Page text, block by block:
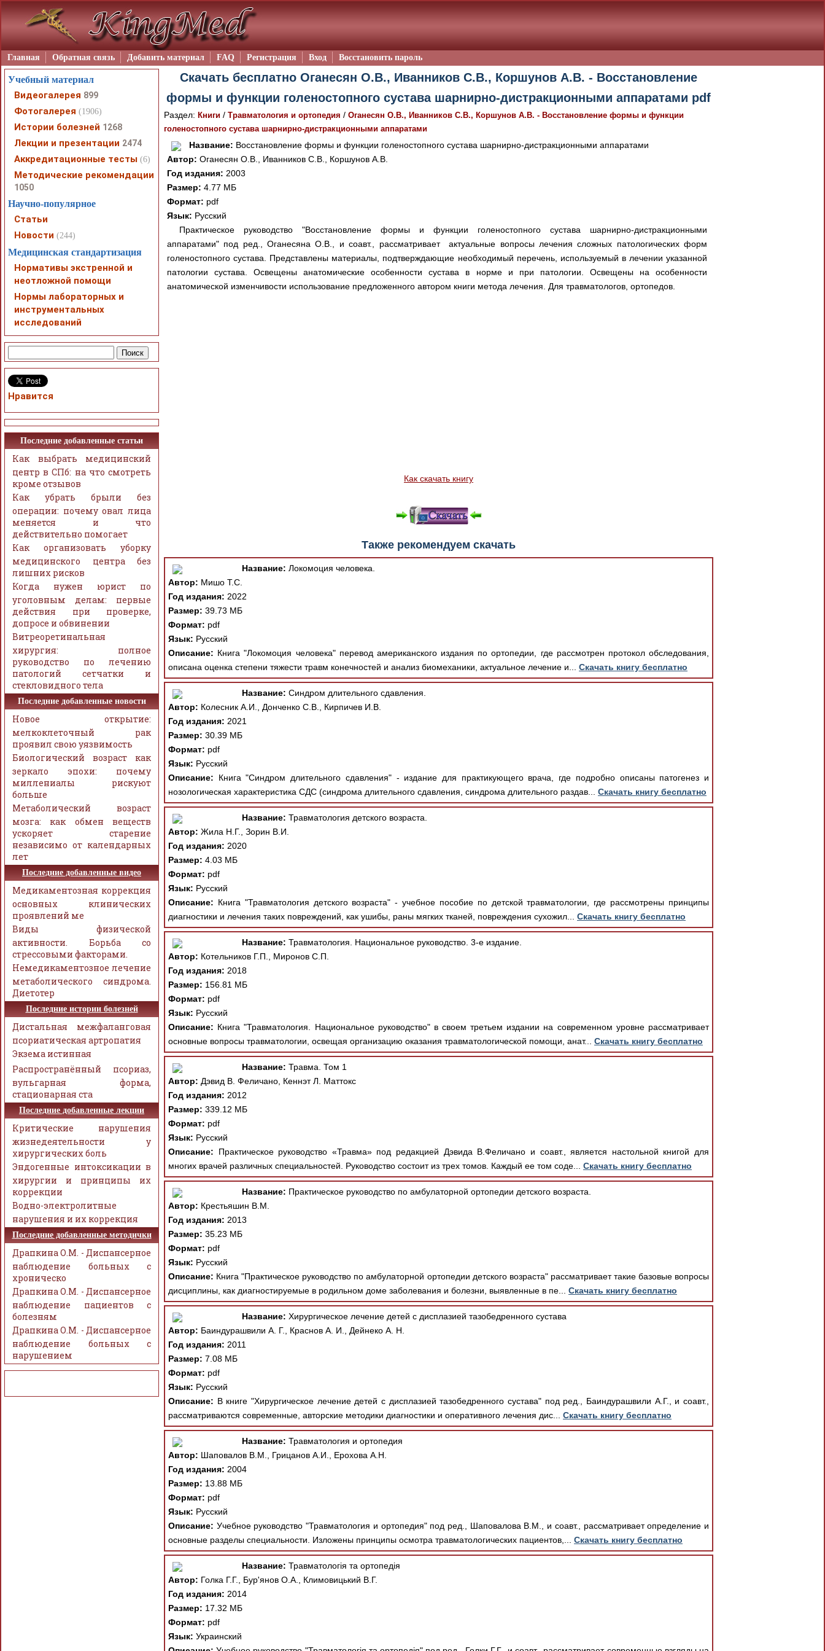
Главная Обратная связь Добавить материал FAQ Регистрация Вход Восстановить пароль
Скачать бесплатно Оганесян О.В., Иванников С.В., Коршунов А.В. - Восстановление
формы и функции голеностопного сустава шарнирно-дистракционными аппаратами pdf
Раздел: Книги / Травматология и ортопедия / Оганесян О.В., Иванников С.В., Коршунов А.В. - Восстановление формы и функции
голеностопного сустава шарнирно-дистракционными аппаратами
Название: Восстановление формы и функции голеностопного сустава шарнирно-дистракционными аппаратами
Автор: Оганесян О.В., Иванников С.В., Коршунов А.В.
Год издания: 2003
Размер: 4.77 МБ
Формат: pdf
Язык: Русский
Практическое руководство "Восстановление формы и функции голеностопного сустава шарнирно-дистракционными
аппаратами" под ред., Оганесяна О.В., и соавт., рассматривает актуальные вопросы лечения сложных патологических форм
голеностопного сустава. Представлены материалы, подтверждающие необходимый перечень, используемый в лечении указанной
патологии сустава. Освещены анатомические особенности сустава в норме и при патологии. Освещены на особенности
анатомической изменчивости использование предложенного автором книги метода лечения. Для травматологов, ортопедов.
Как скачать книгу
Также рекомендуем скачать
Название: Локомоция человека.
Автор: Мишо Т.С.
Год издания: 2022
Размер: 39.73 МБ
Формат: pdf
Язык: Русский
Описание: Книга "Локомоция человека" перевод американского издания по ортопедии, где рассмотрен протокол обследования,
описана оценка степени тяжести травм конечностей и анализ биомеханики, актуальное лечение и... Скачать книгу бесплатно
Название: Синдром длительного сдавления.
Автор: Колесник А.И., Донченко С.В., Кирпичев И.В.
Год издания: 2021
Размер: 30.39 МБ
Формат: pdf
Язык: Русский
Описание: Книга "Синдром длительного сдавления" - издание для практикующего врача, где подробно описаны патогенез и
нозологическая характеристика СДС (синдрома длительного сдавления, синдрома длительного раздав... Скачать книгу бесплатно
Название: Травматология детского возраста.
Автор: Жила Н.Г., Зорин В.И.
Год издания: 2020
Размер: 4.03 МБ
Формат: pdf
Язык: Русский
Описание: Книга "Травматология детского возраста" - учебное пособие по детской травматологии, где рассмотрены принципы
диагностики и лечения таких повреждений, как ушибы, раны мягких тканей, повреждения сухожил... Скачать книгу бесплатно
Название: Травматология. Национальное руководство. 3-е издание.
Автор: Котельников Г.П., Миронов С.П.
Год издания: 2018
Размер: 156.81 МБ
Формат: pdf
Язык: Русский
Описание: Книга "Травматология. Национальное руководство" в своем третьем издании на современном уровне рассматривает
основные вопросы травматологии, освещая организацию оказания травматологической помощи, анат... Скачать книгу бесплатно
Название: Травма. Том 1
Автор: Дэвид В. Феличано, Кеннэт Л. Маттокс
Год издания: 2012
Размер: 339.12 МБ
Формат: pdf
Язык: Русский
Описание: Практическое руководство «Травма» под редакцией Дэвида В.Феличано и соавт., является настольной книгой для
многих врачей различных специальностей. Руководство состоит из трех томов. Каждый ее том соде... Скачать книгу бесплатно
Название: Практическое руководство по амбулаторной ортопедии детского возраста.
Автор: Крестьяшин В.М.
Год издания: 2013
Размер: 35.23 МБ
Формат: pdf
Язык: Русский
Описание: Книга "Практическое руководство по амбулаторной ортопедии детского возраста" рассматривает такие базовые вопросы
дисциплины, как диагностируемые в родильном доме заболевания и болезни, выявленные в пе... Скачать книгу бесплатно
Название: Хирургическое лечение детей с дисплазией тазобедренного сустава
Автор: Баиндурашвили А. Г., Краснов А. И., Дейнеко А. Н.
Год издания: 2011
Размер: 7.08 МБ
Формат: pdf
Язык: Русский
Описание: В книге "Хирургическое лечение детей с дисплазией тазобедренного сустава" под ред., Баиндурашвили А.Г., и соавт.,
рассматриваются современные, авторские методики диагностики и оперативного лечения дис... Скачать книгу бесплатно
Название: Травматология и ортопедия
Автор: Шаповалов В.М., Грицанов А.И., Ерохова А.Н.
Год издания: 2004
Размер: 13.88 МБ
Формат: pdf
Язык: Русский
Описание: Учебное руководство "Травматология и ортопедия" под ред., Шаповалова В.М., и соавт., рассматривает определение и
основные разделы специальности. Изложены принципы осмотра травматологических пациентов,... Скачать книгу бесплатно
Название: Травматологія та ортопедія
Автор: Голка Г.Г., Бур'янов О.А., Климовицький В.Г.
Год издания: 2014
Размер: 17.32 МБ
Формат: pdf
Язык: Украинский
Учебный материал
Видеогалерея 899
Фотогалерея (1906)
Истории болезней 1268
Лекции и презентации 2474
Аккредитационные тесты (6)
Методические рекомендации
1050
Научно-популярное
Статьи
Новости (244)
Медицинская стандартизация
Нормативы экстренной и
неотложной помощи
Нормы лабораторных и
инструментальных
исследований
Нравится
Последние добавленные статьи
Как выбрать медицинский
центр в СПб: на что смотреть
кроме отзывов
Как убрать брыли без
операции: почему овал лица
меняется и что
действительно помогает
Как организовать уборку
медицинского центра без
лишних рисков
Когда нужен юрист по
уголовным делам: первые
действия при проверке,
допросе и обвинении
Витреоретинальная
хирургия: полное
руководство по лечению
патологий сетчатки и
стекловидного тела
Последние добавленные новости
Новое открытие:
мелкоклеточный рак
проявил свою уязвимость
Биологический возраст как
зеркало эпохи: почему
миллениалы рискуют
больше
Метаболический возраст
мозга: как обмен веществ
ускоряет старение
независимо от календарных
лет
Последние добавленные видео
Медикаментозная коррекция
основных клинических
проявлений ме
Виды физической
активности. Борьба со
стрессовыми факторами.
Немедикаментозное лечение
метаболического синдрома.
Диетотер
Последние истории болезней
Дистальная межфаланговая
псориатическая артропатия
Экзема истинная
Распространённый псориаз,
вульгарная форма,
стационарная ста
Последние добавленные лекции
Критические нарушения
жизнедеятельности у
хирургических боль
Эндогенные интоксикации в
хирургии и принципы их
коррекции
Водно-электролитные
нарушения и их коррекция
Последние добавленные методички
Драпкина О.М. - Диспансерное
наблюдение больных с
хроническо
Драпкина О.М. - Диспансерное
наблюдение пациентов с
болезням
Драпкина О.М. - Диспансерное
наблюдение больных с
нарушением